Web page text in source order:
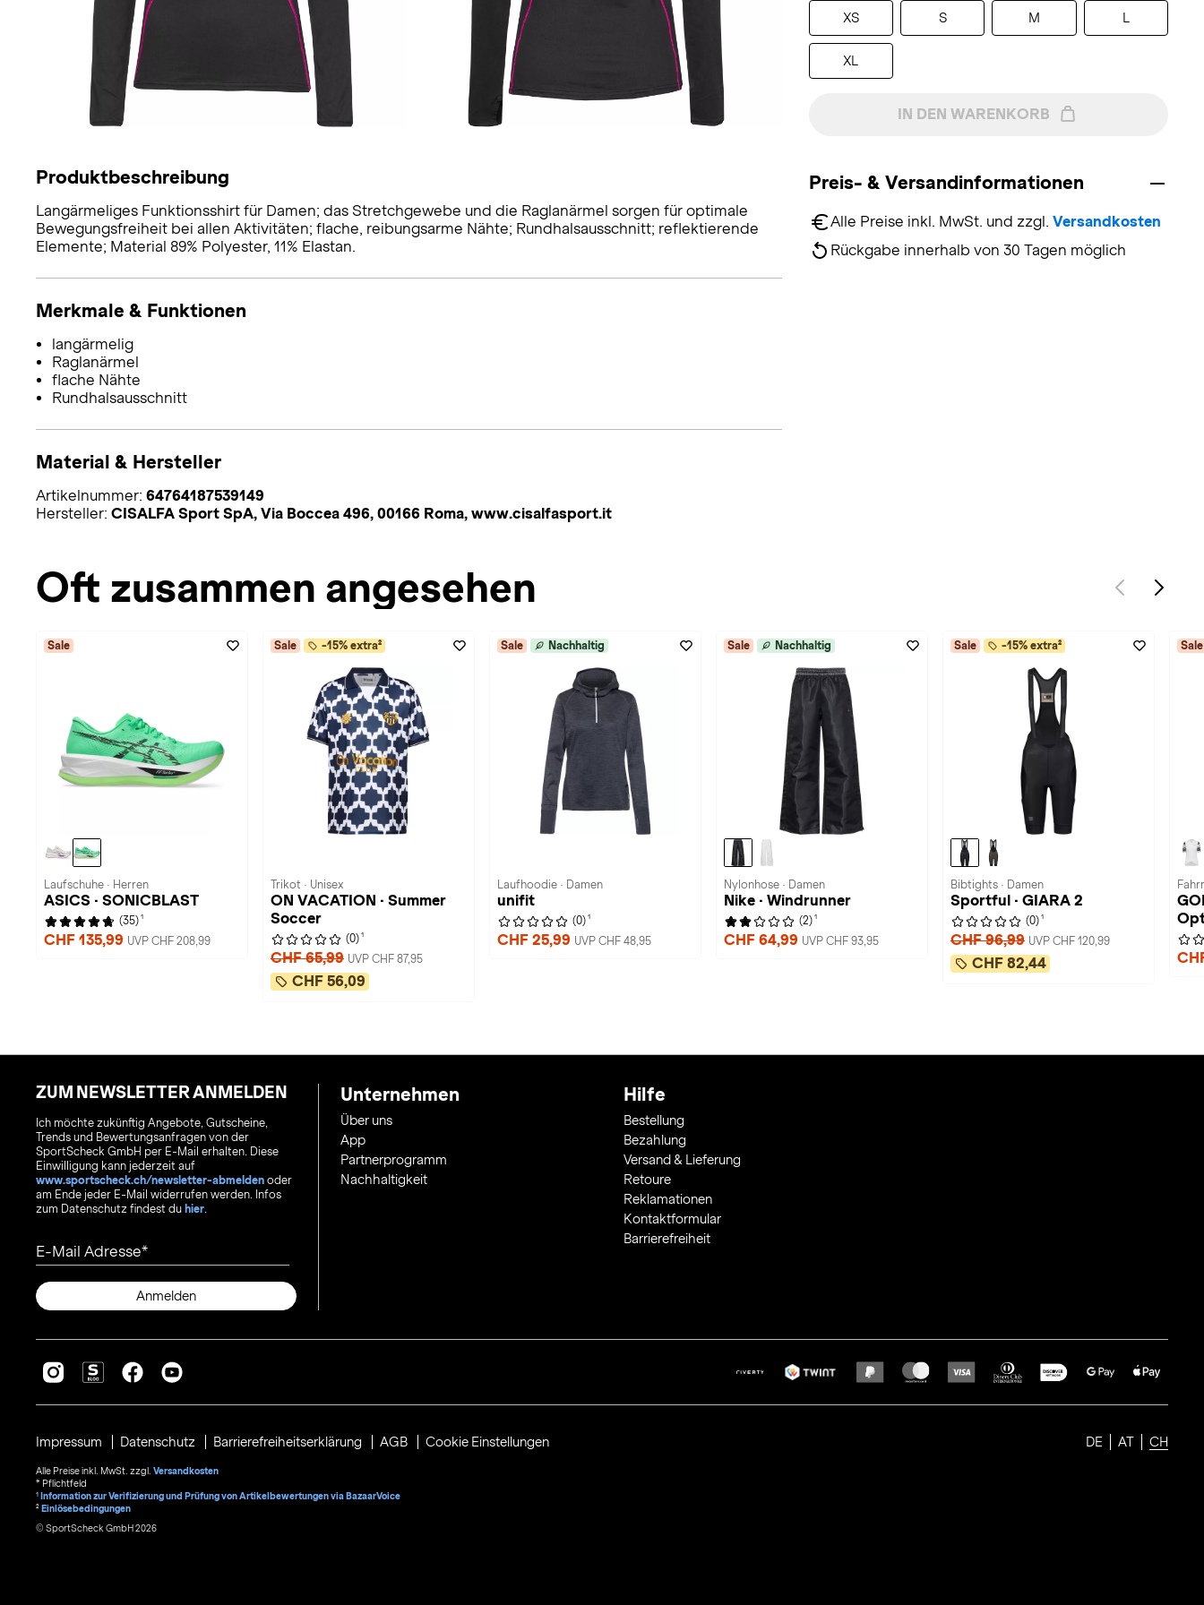
XS S M
XL
IN DEN WARENKORB
Preis- & Versandinformationen
Alle Preise inkl. MwSt. und zzgl. Versandkosten
Rückgabe innerhalb von 30 Tagen möglich
Produktbeschreibung
Langärmeliges Funktionsshirt für Damen; das Stretchgewebe und die Raglanärmel sorgen für optimale
Bewegungsfreiheit bei allen Aktivitäten; flache, reibungsarme Nähte; Rundhalsausschnitt; reflektierende
Elemente; Material 89% Polyester, 11% Elastan.
Merkmale & Funktionen
langärmelig
Raglanärmel
flache Nähte
Rundhalsausschnitt
Material & Hersteller
Artikelnummer: 64764187539149
Hersteller: CISALFA Sport SpA, Via Boccea 496, 00166 Roma, www.cisalfasport.it
Oft zusammen angesehen
Sale
Laufschuhe · Herren
ASICS · SONICBLAST
(35) 1
CHF 135,99 UVP CHF 208,99
Sale -15% extra²
Trikot · Unisex
ON VACATION · Summer
Soccer
(0) 1
CHF 65,99 UVP CHF 87,95
CHF 56,09
Sale Nachhaltig
Laufhoodie · Damen
unifit
(0) 1
CHF 25,99 UVP CHF 48,95
Sale Nachhaltig
Nylonhose · Damen
Nike · Windrunner
(2) 1
CHF 64,99 UVP CHF 93,95
Sale -15% extra²
Bibtights · Damen
Sportful · GIARA 2
(0) 1
CHF 96,99 UVP CHF 120,99
CHF 82,44
Sale
ZUM NEWSLETTER ANMELDEN
Ich möchte zukünftig Angebote, Gutscheine,
Trends und Bewertungsanfragen von der
SportScheck GmbH per E-Mail erhalten. Diese
Einwilligung kann jederzeit auf
www.sportscheck.ch/newsletter-abmelden oder
am Ende jeder E-Mail widerrufen werden. Infos
zum Datenschutz findest du hier.
E-Mail Adresse
Anmelden
Unternehmen
Über uns
App
Partnerprogramm
Nachhaltigkeit
Hilfe
Bestellung
Bezahlung
Versand & Lieferung
Retoure
Reklamationen
Kontaktformular
Barrierefreiheit
DE AT CH
Impressum Datenschutz Barrierefreiheitserklärung AGB Cookie Einstellungen
Alle Preise inkl. MwSt. zzgl. Versandkosten
* Pflichtfeld
1 Information zur Verifizierung und Prüfung von Artikelbewertungen via BazaarVoice
² Einlösebedingungen
© SportScheck GmbH 2026